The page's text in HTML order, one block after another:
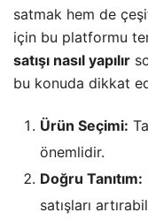
satmak hem de
için bu platformu
satışı nasıl yapılır
bu konuda dikkat
Ürün Seçimi:
önemlidir.
Doğru Tanıtım:
satışları